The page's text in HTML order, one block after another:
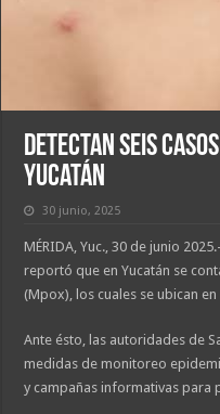
Detectan seis
Yucatán
30 junio, 2025
MÉRIDA, Yuc., 30 de junio
reportó que en Yucatán se
(Mpox), los cuales se ubican
Ante ésto, las autoridades de
medidas de monitoreo
y campañas informativas para